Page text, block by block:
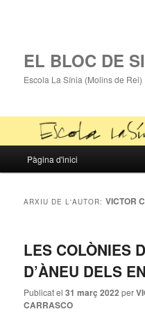
EL BLOC DE
Escola La Sínia (Molins de Rei)
Aneu
principal
Aneu
secundari
Pàgina d'inici
ARXIU DE L'AUTOR:VICTOR
LES COLÒNIES
D’ÀNEU DELS
Publicat el31 març 2022 per
CARRASCO